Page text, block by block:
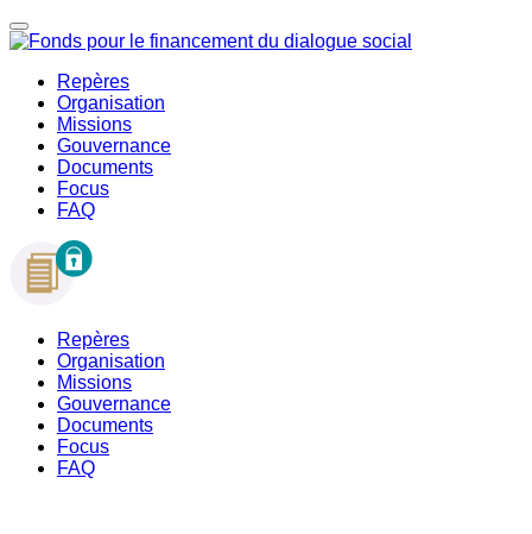
Repères
Organisation
Missions
Gouvernance
Documents
Focus
FAQ
Repères
Organisation
Missions
Gouvernance
Documents
Focus
FAQ